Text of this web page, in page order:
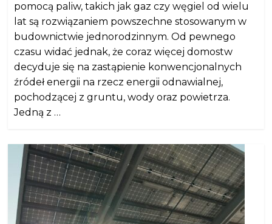
pomocą paliw, takich jak gaz czy węgiel od wielu
lat są rozwiązaniem powszechne stosowanym w
budownictwie jednorodzinnym. Od pewnego
czasu widać jednak, że coraz więcej domostw
decyduje się na zastąpienie konwencjonalnych
źródeł energii na rzecz energii odnawialnej,
pochodzącej z gruntu, wody oraz powietrza.
Jedną z …